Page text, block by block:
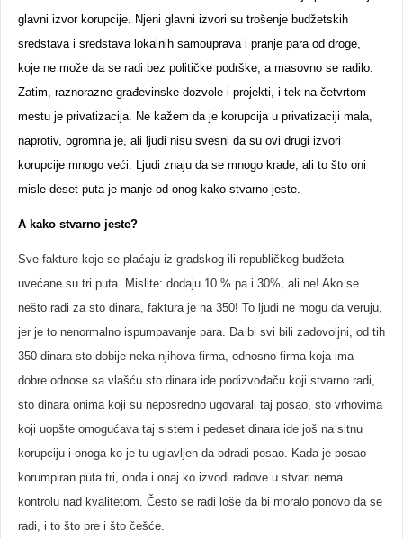
glavni izvor korupcije. Njeni glavni izvori su trošenje budžetskih
sredstava i sredstava lokalnih samouprava i pranje para od droge,
koje ne može da se radi bez političke podrške, a masovno se radilo.
Zatim, raznorazne građevinske dozvole i projekti, i tek na četvrtom
mestu je privatizacija. Ne kažem da je korupcija u privatizaciji mala,
naprotiv, ogromna je, ali ljudi nisu svesni da su ovi drugi izvori
korupcije mnogo veći. Ljudi znaju da se mnogo krade, ali to što oni
misle deset puta je manje od onog kako stvarno jeste.
A kako stvarno jeste?
Sve fakture koje se plaćaju iz gradskog ili republičkog budžeta
uvećane su tri puta. Mislite: dodaju 10 % pa i 30%, ali ne! Ako se
nešto radi za sto dinara, faktura je na 350! To ljudi ne mogu da veruju,
jer je to nenormalno ispumpavanje para. Da bi svi bili zadovoljni, od tih
350 dinara sto dobije neka njihova firma, odnosno firma koja ima
dobre odnose sa vlašću sto dinara ide podizvođaču koji stvarno radi,
sto dinara onima koji su neposredno ugovarali taj posao, sto vrhovima
koji uopšte omogućava taj sistem i pedeset dinara ide još na sitnu
korupciju i onoga ko je tu uglavljen da odradi posao. Kada je posao
korumpiran puta tri, onda i onaj ko izvodi radove u stvari nema
kontrolu nad kvalitetom. Često se radi loše da bi moralo ponovo da se
radi, i to što pre i što češće.